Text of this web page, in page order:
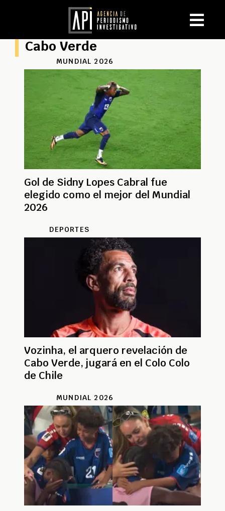
Cabo Verde
MUNDIAL 2026
Gol de Sidny Lopes Cabral fue
elegido como el mejor del Mundial
2026
DEPORTES
Vozinha, el arquero revelación de
Cabo Verde, jugará en el Colo Colo
de Chile
MUNDIAL 2026